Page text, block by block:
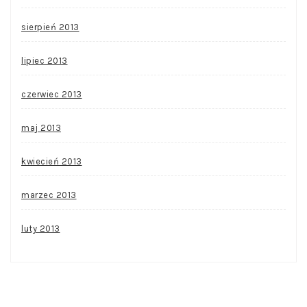
sierpień 2013
lipiec 2013
czerwiec 2013
maj 2013
kwiecień 2013
marzec 2013
luty 2013